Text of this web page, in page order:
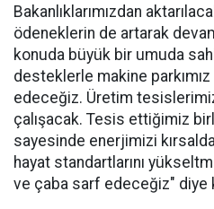
Bakanlıklarımızdan
ödeneklerin de artarak
konuda büyük bir umuda
desteklerle makine
edeceğiz. Üretim
çalışacak. Tesis ettiğimiz
sayesinde enerjimizi kırsalda
hayat standartlarını
ve çaba sarf edeceğiz" diye